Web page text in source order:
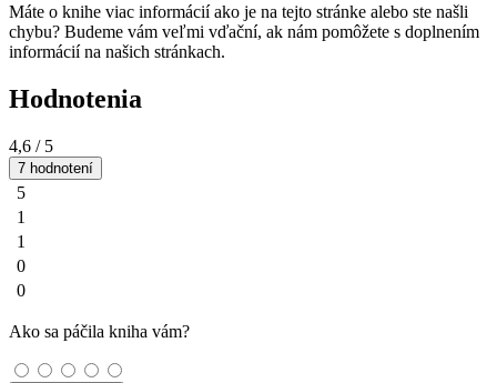
Máte o knihe viac informácií ako je na tejto stránke alebo ste našli
chybu? Budeme vám veľmi vďační, ak nám pomôžete s doplnením
informácií na našich stránkach.
Hodnotenia
4,6 / 5
7 hodnotení
5
1
1
0
0
Ako sa páčila kniha vám?